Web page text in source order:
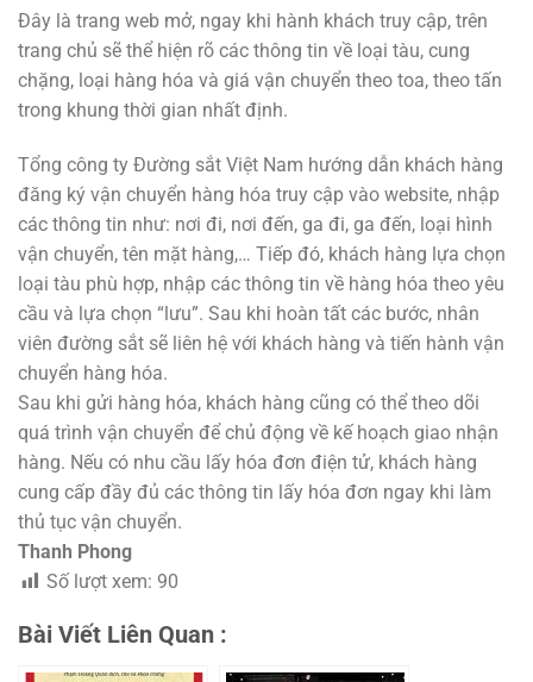
Đây là trang web mở, ngay khi hành khách truy cập, trên
trang chủ sẽ thể hiện rõ các thông tin về loại tàu, cung
chặng, loại hàng hóa và giá vận chuyển theo toa, theo tấn
trong khung thời gian nhất định.
Tổng công ty Đường sắt Việt Nam hướng dẫn khách hàng
đăng ký vận chuyển hàng hóa truy cập vào website, nhập
các thông tin như: nơi đi, nơi đến, ga đi, ga đến, loại hình
vận chuyển, tên mặt hàng,… Tiếp đó, khách hàng lựa chọn
loại tàu phù hợp, nhập các thông tin về hàng hóa theo yêu
cầu và lựa chọn “lưu”. Sau khi hoàn tất các bước, nhân
viên đường sắt sẽ liên hệ với khách hàng và tiến hành vận
chuyển hàng hóa.
Sau khi gửi hàng hóa, khách hàng cũng có thể theo dõi
quá trình vận chuyển để chủ động về kế hoạch giao nhận
hàng. Nếu có nhu cầu lấy hóa đơn điện tử, khách hàng
cung cấp đầy đủ các thông tin lấy hóa đơn ngay khi làm
thủ tục vận chuyển.
Thanh Phong
Số lượt xem: 90
Bài Viết Liên Quan :